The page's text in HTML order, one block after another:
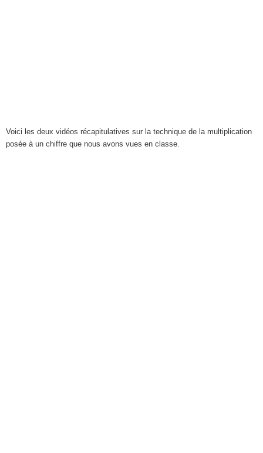
Voici les deux vidéos récapitulatives sur la technique de la multiplication
posée à un chiffre que nous avons vues en classe.